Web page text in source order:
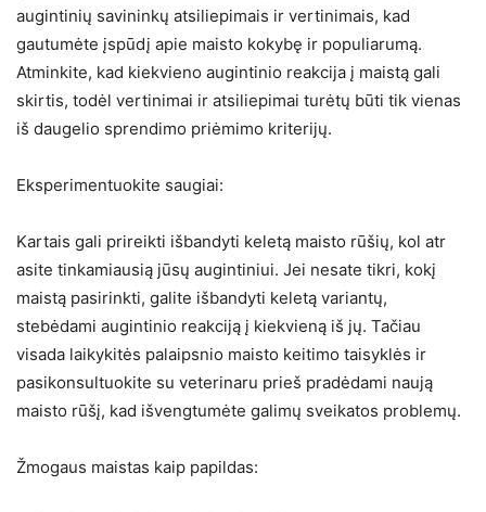
augintinių savininkų atsiliepimais ir vertinimais, kad
gautumėte įspūdį apie maisto kokybę ir populiarumą.
Atminkite, kad kiekvieno augintinio reakcija į maistą gali
skirtis, todėl vertinimai ir atsiliepimai turėtų būti tik vienas
iš daugelio sprendimo priėmimo kriterijų.
Eksperimentuokite saugiai:
Kartais gali prireikti išbandyti keletą maisto rūšių, kol atr
asite tinkamiausią jūsų augintiniui. Jei nesate tikri, kokį
maistą pasirinkti, galite išbandyti keletą variantų,
stebėdami augintinio reakciją į kiekvieną iš jų. Tačiau
visada laikykitės palaipsnio maisto keitimo taisyklės ir
pasikonsultuokite su veterinaru prieš pradėdami naują
maisto rūšį, kad išvengtumėte galimų sveikatos problemų.
Žmogaus maistas kaip papildas: